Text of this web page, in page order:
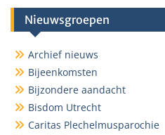
Nieuwsgroepen
Archief nieuws
Bijeenkomsten
Bijzondere aandacht
Bisdom Utrecht
Caritas Plechelmusparochie